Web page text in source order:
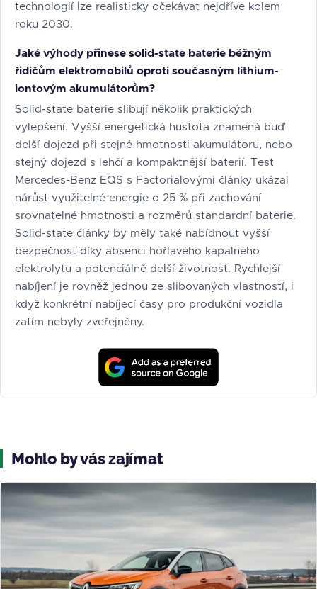
technologií lze realisticky očekávat nejdříve kolem
roku 2030.
Jaké výhody přinese solid-state baterie běžným
řidičům elektromobilů oproti současným lithium-
iontovým akumulátorům?
Solid-state baterie slibují několik praktických
vylepšení. Vyšší energetická hustota znamená buď
delší dojezd při stejné hmotnosti akumulátoru, nebo
stejný dojezd s lehčí a kompaktnější baterií. Test
Mercedes-Benz EQS s Factorialovými články ukázal
nárůst využitelné energie o 25 % při zachování
srovnatelné hmotnosti a rozměrů standardní baterie.
Solid-state články by měly také nabídnout vyšší
bezpečnost díky absenci hořlavého kapalného
elektrolytu a potenciálně delší životnost. Rychlejší
nabíjení je rovněž jednou ze slibovaných vlastností, i
když konkrétní nabíjecí časy pro produkční vozidla
zatím nebyly zveřejněny.
Mohlo by vás zajímat